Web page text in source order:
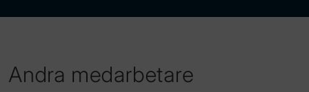
Andra medarbetare